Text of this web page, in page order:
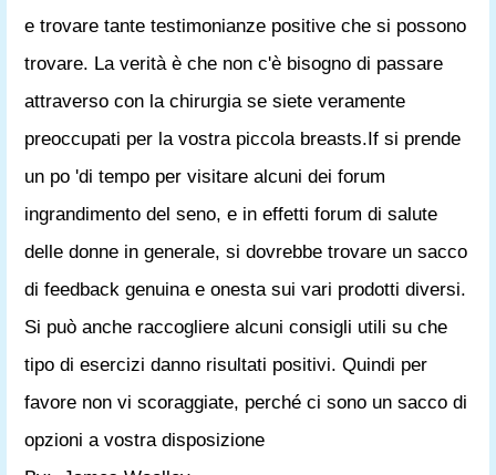
e trovare tante testimonianze positive che si possono
trovare. La verità è che non c'è bisogno di passare
attraverso con la chirurgia se siete veramente
preoccupati per la vostra piccola breasts.If si prende
un po 'di tempo per visitare alcuni dei forum
ingrandimento del seno, e in effetti forum di salute
delle donne in generale, si dovrebbe trovare un sacco
di feedback genuina e onesta sui vari prodotti diversi.
Si può anche raccogliere alcuni consigli utili su che
tipo di esercizi danno risultati positivi. Quindi per
favore non vi scoraggiate, perché ci sono un sacco di
opzioni a vostra disposizione